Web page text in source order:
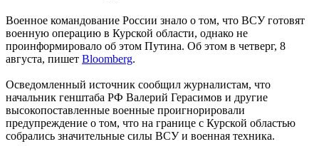
Военное командование России знало о том, что ВСУ готовят
военную операцию в Курской области, однако не
проинформировало об этом Путина. Об этом в четверг, 8
августа, пишет Bloomberg.
Осведомленный источник сообщил журналистам, что
начальник генштаба РФ Валерий Герасимов и другие
высокопоставленные военные проигнорировали
предупреждение о том, что на границе с Курской областью
собрались значительные силы ВСУ и военная техника.